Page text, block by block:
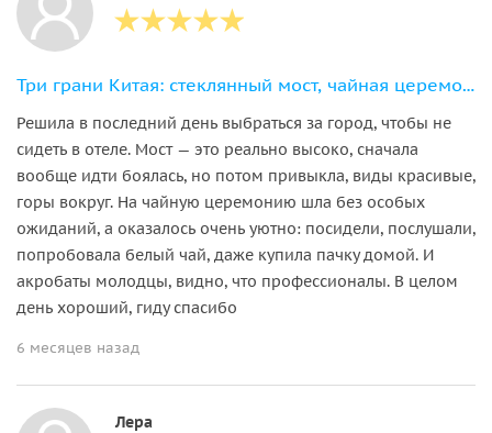
Три грани Китая: стеклянный мост, чайная церемония и китайский цирк
Решила в последний день выбраться за город, чтобы не
сидеть в отеле. Мост — это реально высоко, сначала
вообще идти боялась, но потом привыкла, виды красивые,
горы вокруг. На чайную церемонию шла без особых
ожиданий, а оказалось очень уютно: посидели, послушали,
попробовала белый чай, даже купила пачку домой. И
акробаты молодцы, видно, что профессионалы. В целом
день хороший, гиду спасибо
6 месяцев назад
Лера